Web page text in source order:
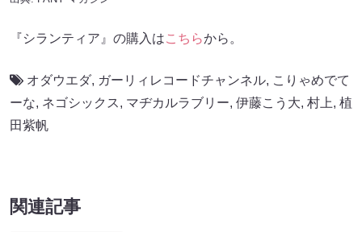
『シランティア』の購入はこちらから。
オダウエダ, ガーリィレコードチャンネル, こりゃめでて
ーな, ネゴシックス, マヂカルラブリー, 伊藤こう大, 村上, 植
田紫帆
関連記事